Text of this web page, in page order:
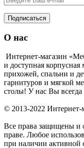
Подписаться
О нас
Интернет-магазин
и доступная
прихожей, спальни и
гарнитуров и мягкой
столы! У нас Вы
© 2013-2022 Интернет-
Все права защищены и
праве. Любое
при наличии активной